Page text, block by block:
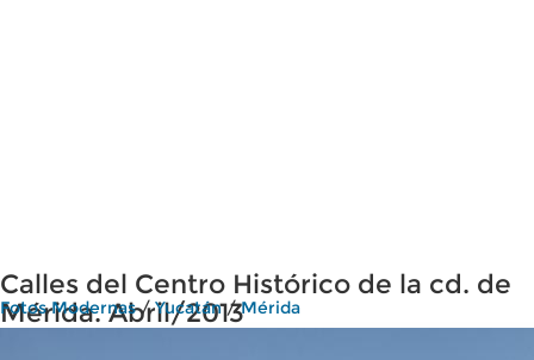
Calles del Centro Histórico de la cd. de
Mérida. Abril/2013
Fotos Modernas/Yucatán/Mérida